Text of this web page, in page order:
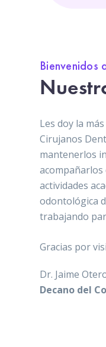
Bienvenidos
Les doy la
Cirujanos
mantenerlos
actividades
odontológica
trabajando
Gracias por
Dr. Jaime
Decano del